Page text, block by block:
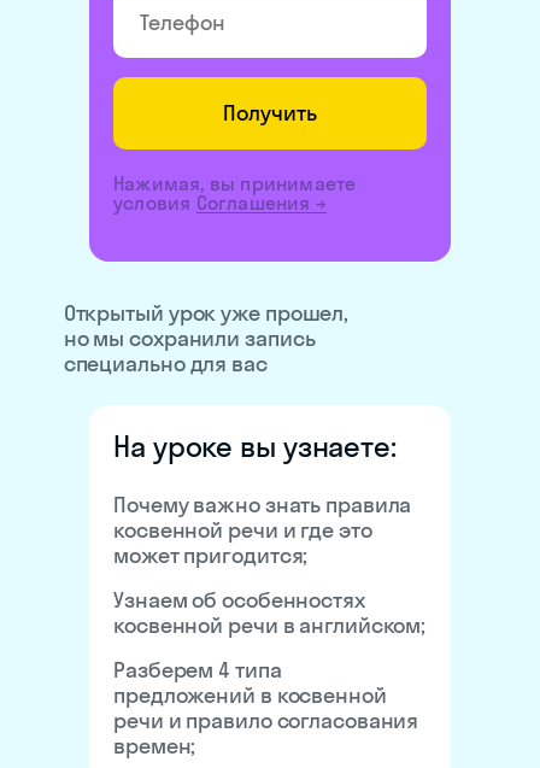
Открытый урок уже прошел,
но мы сохранили запись
специально для вас
На уроке вы узнаете:
Почему важно знать правила
косвенной речи и где это
может пригодится;
Узнаем об особенностях
косвенной речи в английском;
Разберем 4 типа
предложений в косвенной
речи и правило согласования
времен;
Получить
Нажимая, вы принимаете
условия Соглашения →